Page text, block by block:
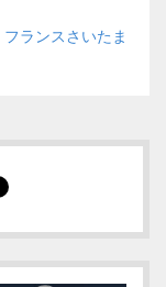
ランスさいたま